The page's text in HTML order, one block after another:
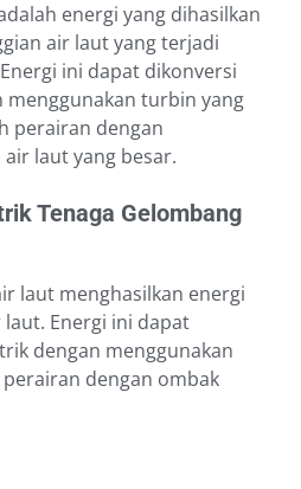
energi yang dihasilkan
air laut yang terjadi
ini dapat dikonversi
turbin yang
perairan dengan
laut yang besar.
Tenaga Gelombang
laut menghasilkan energi
Energi ini dapat
dengan menggunakan
dengan ombak